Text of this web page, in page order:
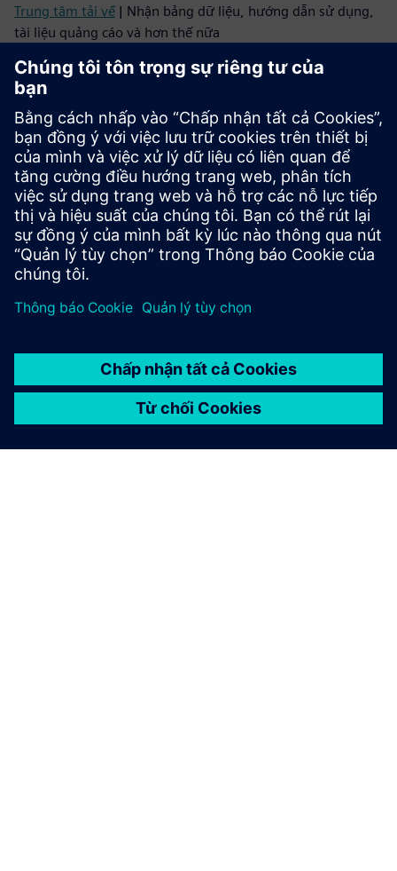
Trung tâm tải về | Nhận bảng dữ liệu, hướng dẫn sử dụng,
tài liệu quảng cáo và hơn thế nữa
Hỗ trợ
Cổng thông tin SiePortal
| Để được hỗ trợ kỹ thuật, vui lòng
liên hệ với đối tác bán hàng Siemens tại địa phương của
bạn hoặc sử dụng trang web hỗ trợ này
Nền tảng BIM & CAD | Nhận dữ liệu 3D cho tất cả các sản
phẩm chữa cháy của Siemens
Người viết thông số kỹ thuật| Chỉ định hệ thống chữa cháy
của bạn